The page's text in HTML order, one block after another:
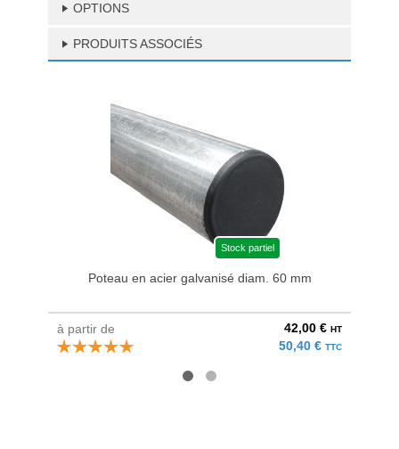
OPTIONS
PRODUITS ASSOCIÉS
Stock partiel
Poteau en acier galvanisé diam. 60 mm
à partir de 42,00 € HT
50,40 € TTC